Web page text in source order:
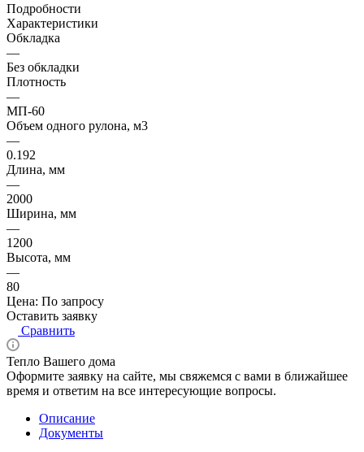
Подробности
Характеристики
Обкладка
—
Без обкладки
Плотность
—
МП-60
Объем одного рулона, м3
—
0.192
Длина, мм
—
2000
Ширина, мм
—
1200
Высота, мм
—
80
Цена: По запросу
Оставить заявку
Сравнить
Тепло Вашего дома
Оформите заявку на сайте, мы свяжемся с вами в ближайшее
время и ответим на все интересующие вопросы.
Описание
Документы